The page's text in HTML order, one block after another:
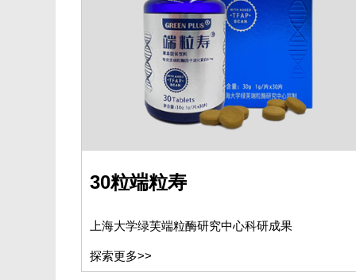
30粒端粒寿
上海大学绿芙端粒酶研究中心科研成果
探索更多>>